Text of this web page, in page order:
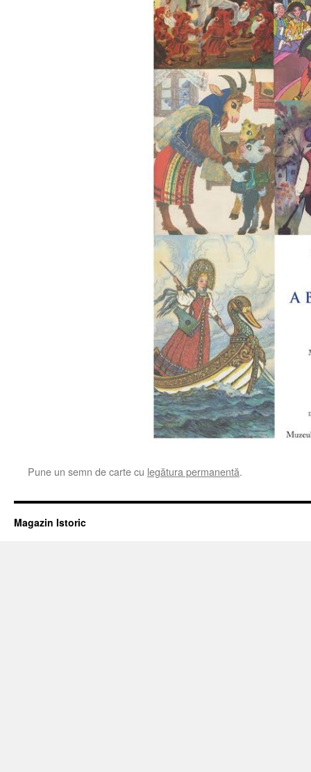
Pune un semn de carte cu legătura permanentă.
Magazin Istoric